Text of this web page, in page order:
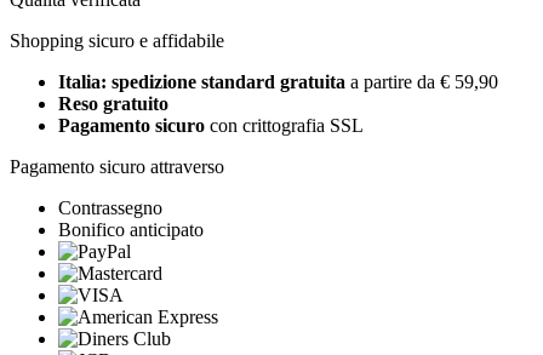
Shopping sicuro e affidabile
Italia: spedizione standard gratuita a partire da € 59,90
Reso gratuito
Pagamento sicuro con crittografia SSL
Pagamento sicuro attraverso
Contrassegno
Bonifico anticipato